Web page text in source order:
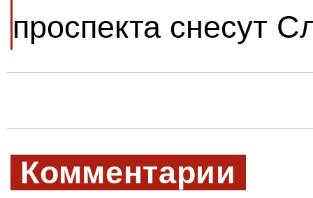
проспекта снесут
Комментарии